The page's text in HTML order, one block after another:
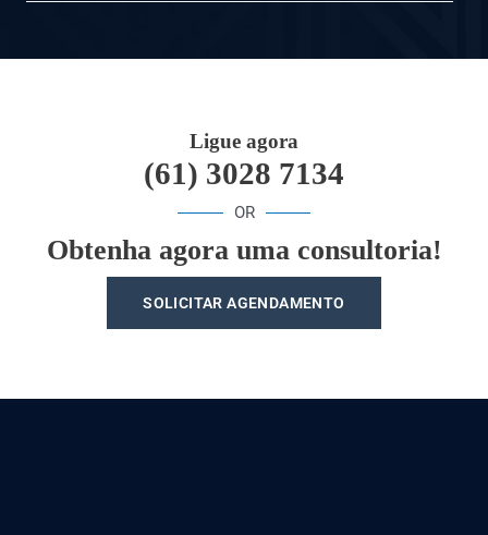
Ligue agora
(61) 3028 7134
OR
Obtenha agora uma consultoria!
SOLICITAR AGENDAMENTO